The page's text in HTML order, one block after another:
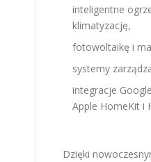
inteligentne
klimatyzację,
fotowoltaikę i
systemy
integracje
Apple HomeKit i
Dzięki